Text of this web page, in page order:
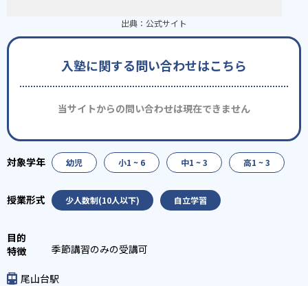
出典： 公式サイト
入塾に関する問い合わせはこちら
当サイトからの問い合わせは現在できません
幼児 小1 ~ 6 中1 ~ 3 高1 ~ 3
少人数制(10人以下) 自立学習
季節講習のみの受講可
尾山台駅